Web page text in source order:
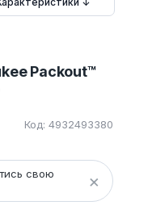
Packout™
Код: 4932493380
свою
×